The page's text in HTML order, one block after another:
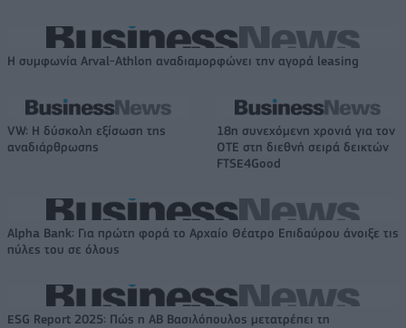
Η συμφωνία Arval-Athlon αναδιαμορφώνει την αγορά leasing
VW: Η δύσκολη εξίσωση της
αναδιάρθρωσης
18η συνεχόμενη χρονιά για τον
ΟΤΕ στη διεθνή σειρά δεικτών
FTSE4Good
Alpha Bank: Για πρώτη φορά το Αρχαίο Θέατρο Επιδαύρου άνοιξε τις
πύλες του σε όλους
ESG Report 2025: Πώς η ΑΒ Βασιλόπουλος μετατρέπει τη